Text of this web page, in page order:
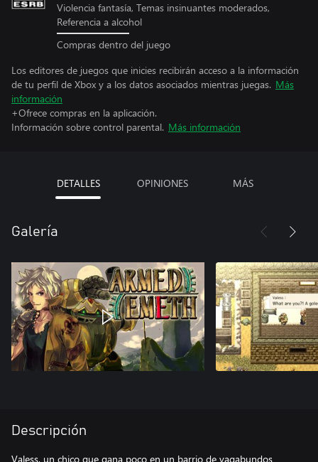
Violencia fantasía, Temas insinuantes moderados,
Referencia a alcohol
Compras dentro del juego
Los editores de juegos que inicies recibirán acceso a la información
de tu perfil de Xbox y a los datos asociados mientras juegas. Más
información
+Ofrece compras en la aplicación.
Información sobre control parental. Más información
DETALLES OPINIONES MÁS
Galería
Descripción
Valess, un chico que gana poco en un barrio de vagabundos